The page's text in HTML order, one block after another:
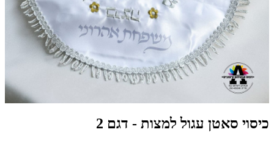
כיסוי סאטן עגול למצות - דגם 2